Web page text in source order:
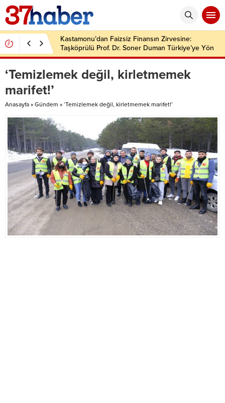
Kastamonu’dan Faizsiz Finansın Zirvesine:
Taşköprülü Prof. Dr. Soner Duman Türkiye’ye Yön
Veriyor
‘Temizlemek değil, kirletmemek
marifet!’
Anasayfa » Gündem » ‘Temizlemek değil, kirletmemek marifet!’